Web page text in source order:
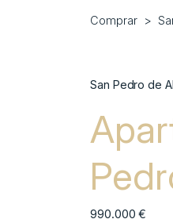
Comprar
San Pedro de
990.000 €